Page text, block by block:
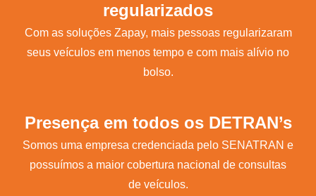
regularizados
Com as soluções Zapay, mais pessoas regularizaram
seus veículos em menos tempo e com mais alívio no
bolso.
Presença em todos os DETRAN’s
Somos uma empresa credenciada pelo SENATRAN e
possuímos a maior cobertura nacional de consultas
de veículos.